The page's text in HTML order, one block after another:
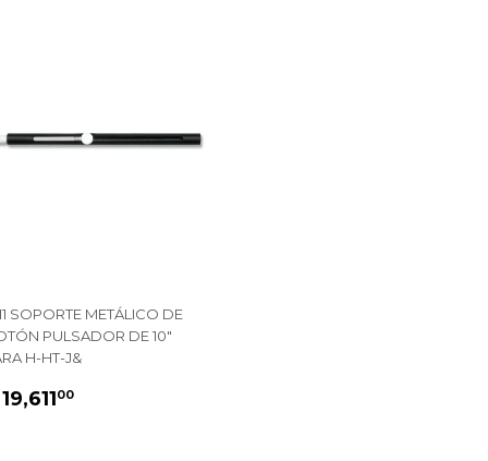
SOPORTE METÁLICO DE
PULSADOR DE 10"
H-HT-J&
00